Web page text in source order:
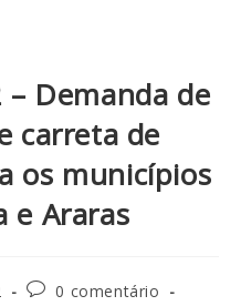
Demanda de
carreta de
os municípios
e Araras
0 comentário